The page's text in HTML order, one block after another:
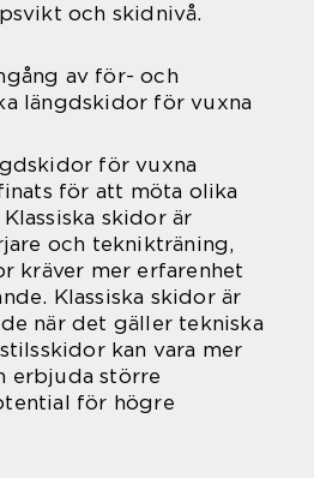
och skidnivå.
av för- och
längdskidor för vuxna
för vuxna
för att möta olika
skidor är
och teknikträning,
kräver mer erfarenhet
Klassiska skidor är
när det gäller tekniska
kan vara mer
erbjuda större
för högre